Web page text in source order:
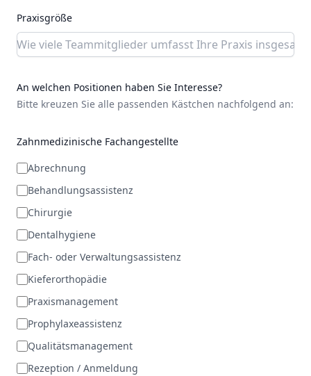
Praxisgröße
An welchen Positionen haben Sie Interesse?
Bitte kreuzen Sie alle passenden Kästchen nachfolgend an:
Zahnmedizinische Fachangestellte
Abrechnung
Behandlungsassistenz
Chirurgie
Dentalhygiene
Fach- oder Verwaltungsassistenz
Kieferorthopädie
Praxismanagement
Prophylaxeassistenz
Qualitätsmanagement
Rezeption / Anmeldung